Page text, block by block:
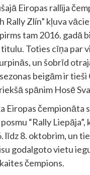
Eiropas rallija
Rally Zlín” kļuva
tam 2016. gadā
titulu. Toties cīņa par
un šobrīd
beigām ir tieši
spānim Hosē
Eiropas čempionāta
“Rally Liepāja”,
līdz 8. oktobrim, un
godalgoto vietu
čempions.